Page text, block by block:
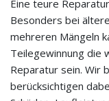
Eine teure
Besonders bei
mehreren Mängeln
Teilegewinnung die
Reparatur sein. Wir
berücksichtigen